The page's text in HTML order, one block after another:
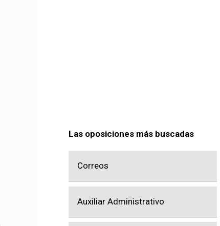
Las oposiciones más buscadas
Correos
Auxiliar Administrativo